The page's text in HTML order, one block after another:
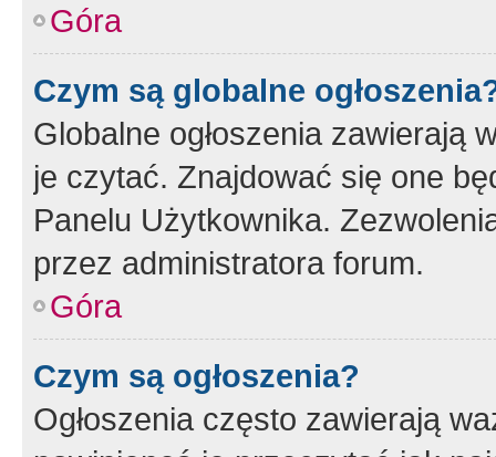
Góra
Czym są globalne
Globalne ogłoszenia zawierają
je czytać. Znajdować się one
Panelu Użytkownika.
przez administratora forum.
Góra
Czym są ogłoszenia?
Ogłoszenia często zawierają